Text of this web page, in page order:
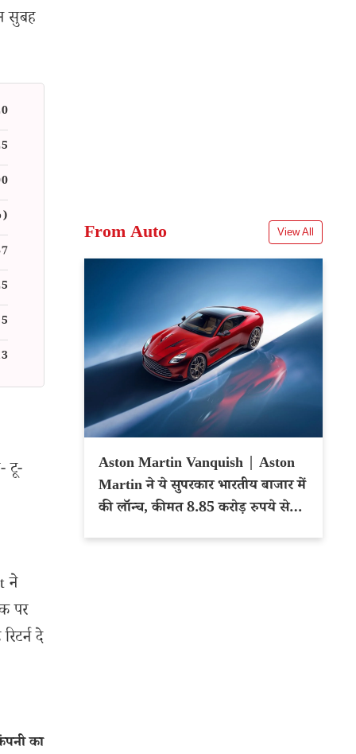
सुबह
टू-
ने
पर
दे
का
From Auto View All
Aston Martin Vanquish | Aston
Martin ने ये सुपरकार भारतीय बाजार में
की लॉन्च, कीमत 8.85 करोड़ रुपये से